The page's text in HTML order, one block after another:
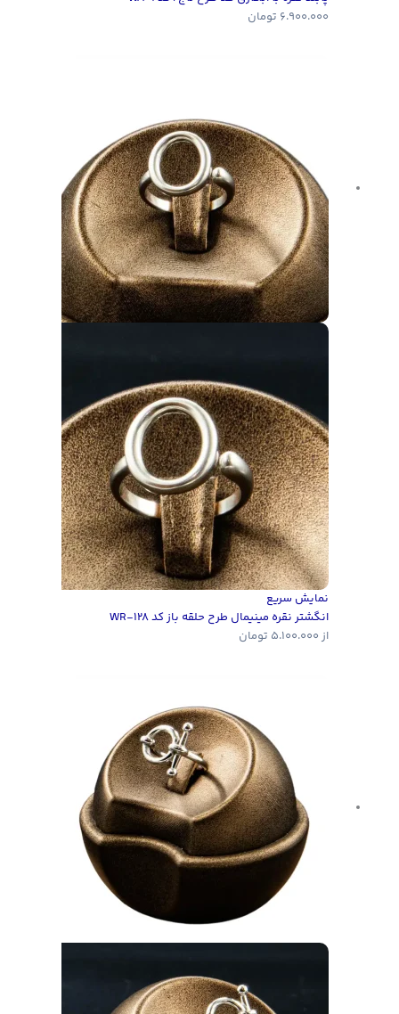
6.900.000 تومان
نمایش سریع
انگشتر نقره مینیمال طرح حلقه باز کد WR-128
از 5.100.000 تومان